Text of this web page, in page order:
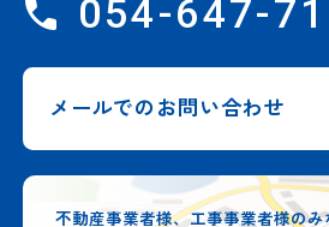
054-647-
メールでのお問い合わせ
不動産事業者様、工事事業者様のみ